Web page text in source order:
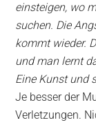
einsteigen, wo
suchen. Die
kommt wieder.
und man lernt
Eine Kunst und
Je besser der
Verletzungen.